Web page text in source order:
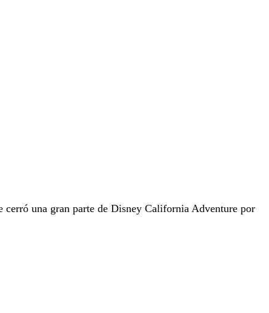
cerró una gran parte de Disney California Adventure por